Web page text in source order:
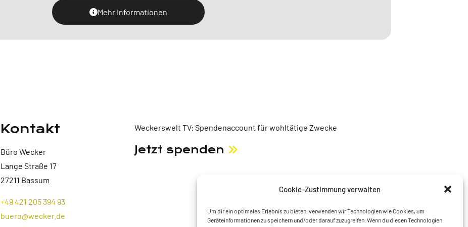
Cookie-Zustimmung verwalten
Um dir ein optimales Erlebnis zu bieten, verwenden wir Technologien wie Cookies, um
Geräteinformationen zu speichern und/oder darauf zuzugreifen. Wenn du diesen Technologien
Mehr Informationen
Kontakt
Büro Wecker
Lange Straße 17
27211 Bassum
+49 421 205 394 93
buero@wecker.de
Weckerswelt TV: Spendenaccount für wohltätige Zwecke
Jetzt spenden